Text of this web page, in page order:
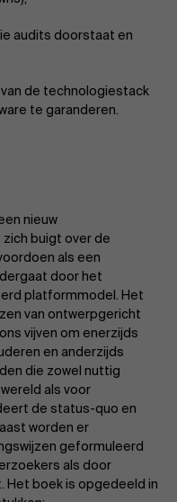
audits doorstaat en
de technologiestack
te garanderen.
nieuw
buigt over de
als een
door het
platformmodel. Het
van ontwerpgericht
vijven om enerzijds
en anderzijds
die zowel nuttig
als voor
de status-quo en
worden er
geformuleerd
als door
Het boek is opgedeeld in